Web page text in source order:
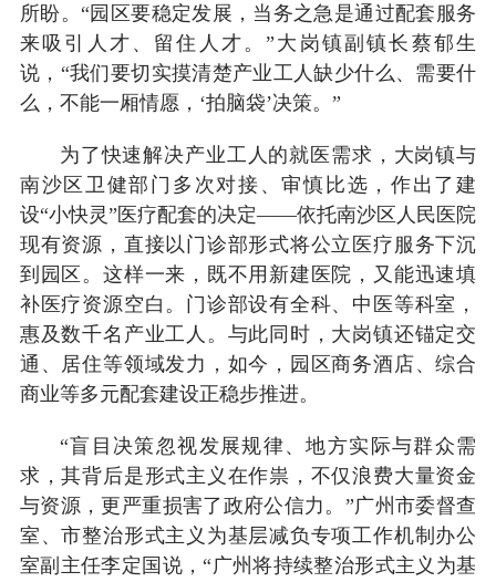
所盼。“园区要稳定发展，当务之急是通过配套服务
来吸引人才、留住人才。”大岗镇副镇长蔡郁生
说，“我们要切实摸清楚产业工人缺少什么、需要什
么，不能一厢情愿，‘拍脑袋’决策。”
为了快速解决产业工人的就医需求，大岗镇与
南沙区卫健部门多次对接、审慎比选，作出了建
设“小快灵”医疗配套的决定——依托南沙区人民医院
现有资源，直接以门诊部形式将公立医疗服务下沉
到园区。这样一来，既不用新建医院，又能迅速填
补医疗资源空白。门诊部设有全科、中医等科室，
惠及数千名产业工人。与此同时，大岗镇还锚定交
通、居住等领域发力，如今，园区商务酒店、综合
商业等多元配套建设正稳步推进。
“盲目决策忽视发展规律、地方实际与群众需
求，其背后是形式主义在作祟，不仅浪费大量资金
与资源，更严重损害了政府公信力。”广州市委督查
室、市整治形式主义为基层减负专项工作机制办公
室副主任李定国说，“广州将持续整治形式主义为基